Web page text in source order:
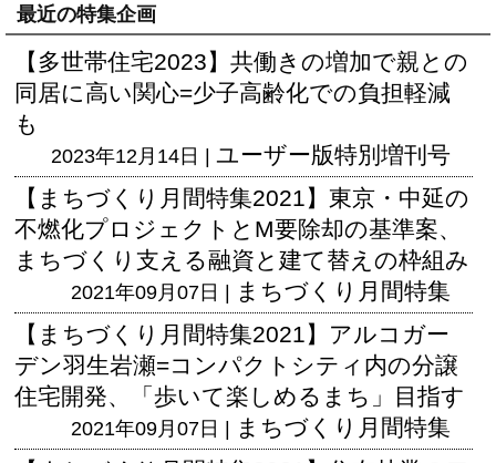
最近の特集企画
【多世帯住宅2023】共働きの増加で親との
同居に高い関心=少子高齢化での負担軽減
も
2023年12月14日 | ユーザー版特別増刊号
【まちづくり月間特集2021】東京・中延の
不燃化プロジェクトとM要除却の基準案、
まちづくり支える融資と建て替えの枠組み
2021年09月07日 | まちづくり月間特集
【まちづくり月間特集2021】アルコガー
デン羽生岩瀬=コンパクトシティ内の分譲
住宅開発、「歩いて楽しめるまち」目指す
2021年09月07日 | まちづくり月間特集